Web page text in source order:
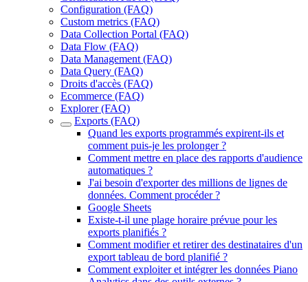
Configuration (FAQ)
Custom metrics (FAQ)
Data Collection Portal (FAQ)
Data Flow (FAQ)
Data Management (FAQ)
Data Query (FAQ)
Droits d'accès (FAQ)
Ecommerce (FAQ)
Explorer (FAQ)
Exports (FAQ)
Quand les exports programmés expirent-ils et
comment puis-je les prolonger ?
Comment mettre en place des rapports d'audience
automatiques ?
J'ai besoin d'exporter des millions de lignes de
données. Comment procéder ?
Google Sheets
Existe-t-il une plage horaire prévue pour les
exports planifiés ?
Comment modifier et retirer des destinataires d'un
export tableau de bord planifié ?
Comment exploiter et intégrer les données Piano